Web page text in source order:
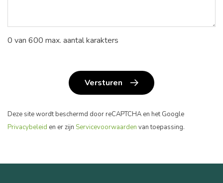
0 van 600 max. aantal karakters
Versturen
Deze site wordt beschermd door reCAPTCHA en het Google
Privacybeleid en er zijn Servicevoorwaarden van toepassing.